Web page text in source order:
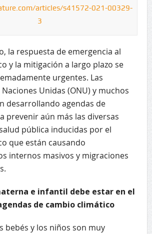
articles/s41572-021-00329-
3
la respuesta de emergencia al
y la mitigación a largo plazo se
urgentes. Las
Unidas (ONU) y muchos
desarrollando agendas de
prevenir aún más las diversas
pública inducidas por el
que están causando
internos masivos y migraciones
e infantil debe estar en el
de cambio climático
bebés y los niños son muy